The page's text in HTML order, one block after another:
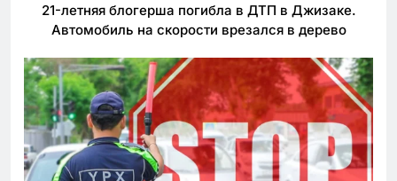
21-летняя блогерша погибла в ДТП в Джизаке.
Автомобиль на скорости врезался в дерево